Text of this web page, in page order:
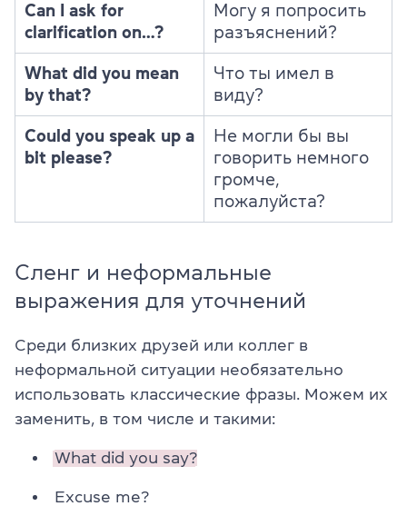
Can I ask for
clarification on…?
Могу я попросить
разъяснений?
What did you mean
by that?
Что ты имел в
виду?
Could you speak up a
bit please?
Не могли бы вы
говорить немного
громче,
пожалуйста?
Сленг и неформальные
выражения для уточнений
Среди близких друзей или коллег в
неформальной ситуации необязательно
использовать классические фразы. Можем их
заменить, в том числе и такими:
What did you say?
Excuse me?